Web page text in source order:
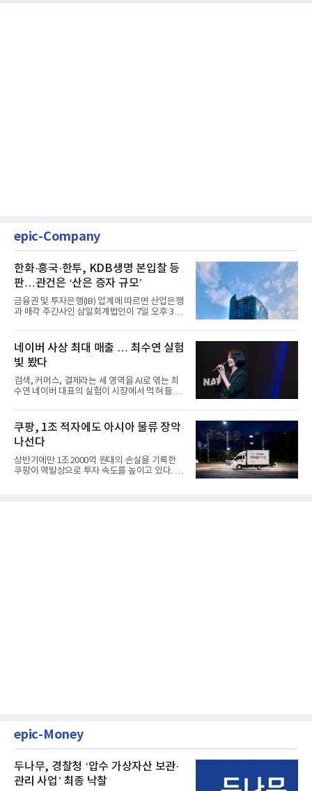
epic-Company
한화·흥국·한투, KDB생명 본입찰 등
판…관건은 ‘산은 증자 규모’
금융권 및 투자은행(IB) 업계에 따르면 산업은행
과 매각 주간사인 삼일회계법인이 7일 오후 3시
네이버 사상 최대 매출 … 최수연 실험
빛 봤다
검색, 커머스, 결제라는 세 영역을 AI로 엮는 최
수연 네이버 대표의 실험이 시장에서 먹혀 들어
쿠팡, 1조 적자에도 아시아 물류 장악
나선다
상반기에만 1조2000억 원대의 손실을 기록한
쿠팡이 역발상으로 투자 속도를 높이고 있다. 이
epic-Money
두나무, 경찰청 ‘압수 가상자산 보관·
관리 사업’ 최종 낙찰